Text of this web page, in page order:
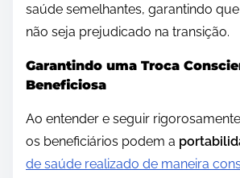
saúde semelhantes, garantindo
não seja prejudicado na transição.
Garantindo uma Troca
Beneficiosa
Ao entender e seguir
os beneficiários podem a
de saúde realizado de maneira